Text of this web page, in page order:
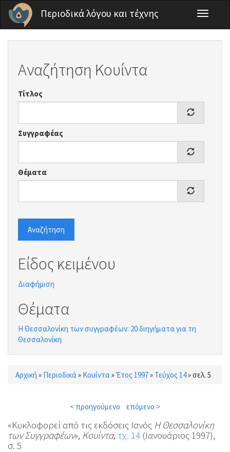
Παράκαμψη προς το κυρίως περιεχόμενο
Περιοδικά λόγου και τέχνης
Toggle
Αναζήτηση Κουίντα
Τίτλος
Συγγραφέας
Θέματα
Αναζήτηση
Είδος κειμένου
Διαφήμιση
Θέματα
Η Θεσσαλονίκη των συγγραφέων: 20 διηγήματα για τη
Θεσσαλονίκη
Είστε εδώ
Αρχική » Περιοδικά» Κουίντα»Έτος 1997» Τεύχος 14»σελ. 5
< προηγούμενο επόμενο >
«Κυκλοφορεί από τις εκδόσεις Ιανός Η Θεσσαλονίκη
των Συγγραφέων», Κουίντα, τχ. 14 (Ιανουάριος 1997),
σ. 5